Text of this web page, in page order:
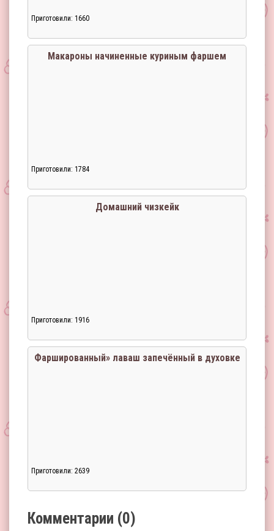
Приготовили: 1660
Макароны начиненные куриным фаршем
Приготовили: 1784
Домашний чизкейк
Приготовили: 1916
Фаршированный» лаваш запечённый в духовке
Приготовили: 2639
Комментарии (0)